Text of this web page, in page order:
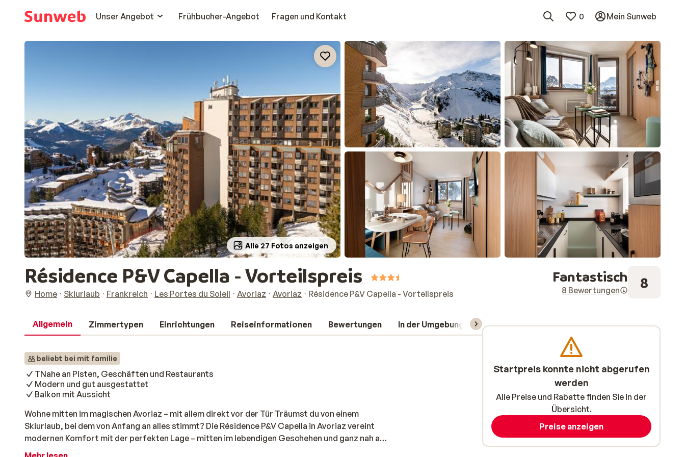
Unser Angebot
Frühbucher-Angebot Fragen und Kontakt 0 Mein Sunweb
Alle 27 Fotos anzeigen
Résidence P&V Capella - Vorteilspreis
Home Skiurlaub Frankreich Les Portes du Soleil Avoriaz Avoriaz Résidence P&V Capella - Vorteilspreis
Fantastisch
8 Bewertungen 8
Allgemein Zimmertypen Einrichtungen Reiseinformationen Bewertungen In der Umgebung Skipass/Kurse/Material
beliebt bei mit familie
TNahe an Pisten, Geschäften und Restaurants
Modern und gut ausgestattet
Balkon mit Aussicht
Wohne mitten im magischen Avoriaz – mit allem direkt vor der Tür Träumst du von einem
Skiurlaub, bei dem von Anfang an alles stimmt? Die Résidence P&V Capella in Avoriaz vereint
modernen Komfort mit der perfekten Lage – mitten im lebendigen Geschehen und ganz nah an
der Piste. Du wohnst in einem großzügigen Apartment mit eigener Küche, sodass du kochen
Startpreis konnte nicht abgerufen
werden
Alle Preise und Rabatte finden Sie in der
Übersicht.
Preise anzeigen